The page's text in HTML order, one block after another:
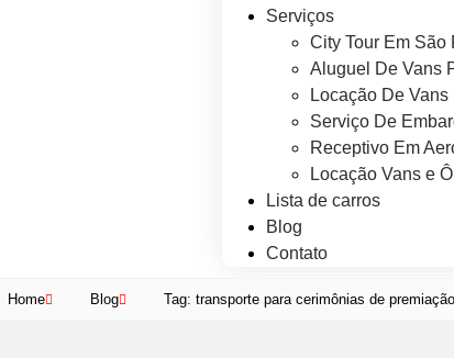
Serviços
City Tour Em São
Aluguel De Vans
Locação De
Serviço De
Receptivo Em
Locação Vans e
Lista de carros
Blog
Contato
Home Blog Tag: transporte para cerimônias de premiação